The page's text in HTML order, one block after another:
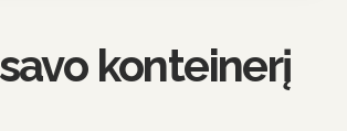
konteinerį